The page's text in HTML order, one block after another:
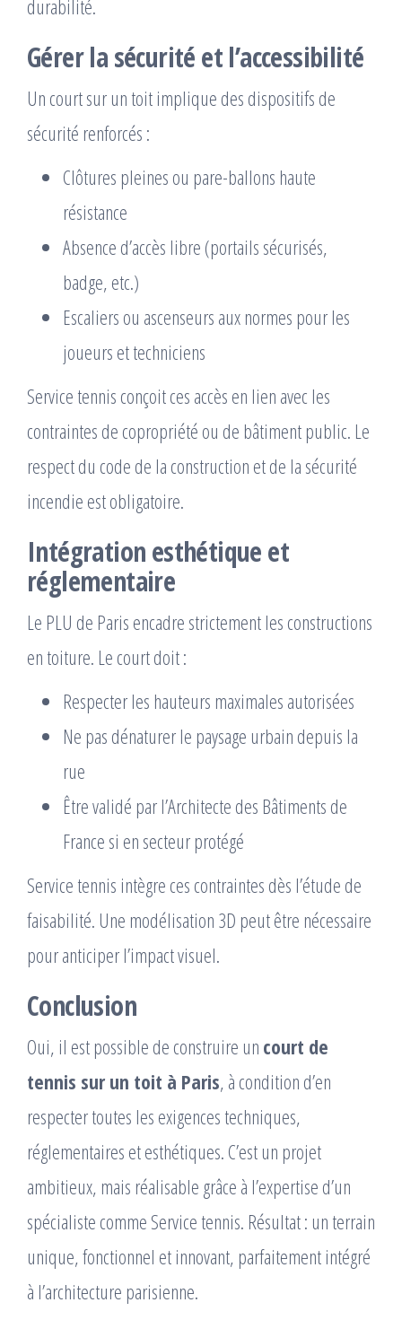
durabilité.
Gérer la sécurité et l’accessibilité
Un court sur un toit implique des dispositifs de
sécurité renforcés :
Clôtures pleines ou pare-ballons haute
résistance
Absence d’accès libre (portails sécurisés,
badge, etc.)
Escaliers ou ascenseurs aux normes pour les
joueurs et techniciens
Service tennis conçoit ces accès en lien avec les
contraintes de copropriété ou de bâtiment public. Le
respect du code de la construction et de la sécurité
incendie est obligatoire.
Intégration esthétique et
réglementaire
Le PLU de Paris encadre strictement les constructions
en toiture. Le court doit :
Respecter les hauteurs maximales autorisées
Ne pas dénaturer le paysage urbain depuis la
rue
Être validé par l’Architecte des Bâtiments de
France si en secteur protégé
Service tennis intègre ces contraintes dès l’étude de
faisabilité. Une modélisation 3D peut être nécessaire
pour anticiper l’impact visuel.
Conclusion
Oui, il est possible de construire un court de
tennis sur un toit à Paris, à condition d’en
respecter toutes les exigences techniques,
réglementaires et esthétiques. C’est un projet
ambitieux, mais réalisable grâce à l’expertise d’un
spécialiste comme Service tennis. Résultat : un terrain
unique, fonctionnel et innovant, parfaitement intégré
à l’architecture parisienne.